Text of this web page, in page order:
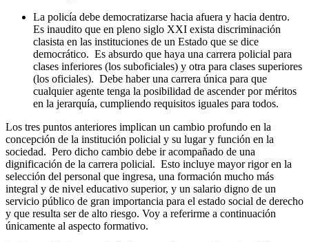
La policía debe democratizarse hacia afuera y hacia dentro.
Es inaudito que en pleno siglo XXI exista discriminación
clasista en las instituciones de un Estado que se dice
democrático. Es absurdo que haya una carrera policial para
clases inferiores (los suboficiales) y otra para clases superiores
(los oficiales). Debe haber una carrera única para que
cualquier agente tenga la posibilidad de ascender por méritos
en la jerarquía, cumpliendo requisitos iguales para todos.
Los tres puntos anteriores implican un cambio profundo en la
concepción de la institución policial y su lugar y función en la
sociedad. Pero dicho cambio debe ir acompañado de una
dignificación de la carrera policial. Esto incluye mayor rigor en la
selección del personal que ingresa, una formación mucho más
integral y de nivel educativo superior, y un salario digno de un
servicio público de gran importancia para el estado social de derecho
y que resulta ser de alto riesgo. Voy a referirme a continuación
únicamente al aspecto formativo.